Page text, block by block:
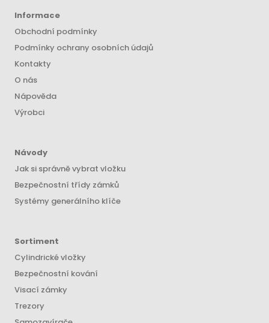
Informace
Obchodní podmínky
Podmínky ochrany osobních údajů
Kontakty
O nás
Nápověda
Výrobci
Návody
Jak si správně vybrat vložku
Bezpečnostní třídy zámků
Systémy generálního klíče
Sortiment
Cylindrické vložky
Bezpečnostní kování
Visací zámky
Trezory